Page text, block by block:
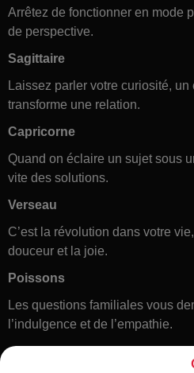
Arrêtez de fonctionner en mode
de perspective.
Sagittaire
Laissez parler votre curiosité,
transforme une relation.
Capricorne
Quand on éclaire un sujet sous
vite des solutions.
Verseau
C’est la révolution dans votre
douceur et la joie.
Poissons
Les questions familiales vous
l’indulgence et de l’empathie.